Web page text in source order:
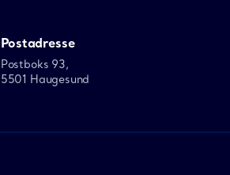
Postadresse
Postboks 93,
5501 Haugesund